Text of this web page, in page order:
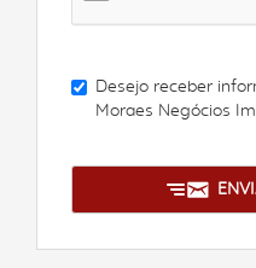
Desejo receber
Moraes Negócios